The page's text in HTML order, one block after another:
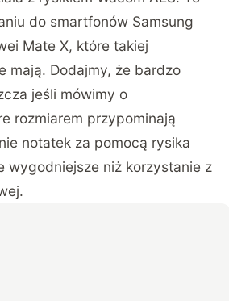
do smartfonów Samsung
Mate X, które takiej
mają. Dodajmy, że bardzo
jeśli mówimy o
rozmiarem przypominają
notatek za pomocą rysika
wygodniejsze niż korzystanie z